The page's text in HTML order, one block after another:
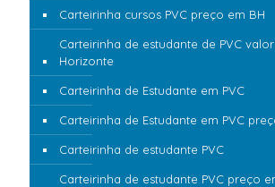
Carteirinha cursos PVC preço em BH
Carteirinha de estudante de PVC
Horizonte
Carteirinha de Estudante em PVC
Carteirinha de Estudante em PVC
Carteirinha de estudante PVC
Carteirinha de estudante PVC preço